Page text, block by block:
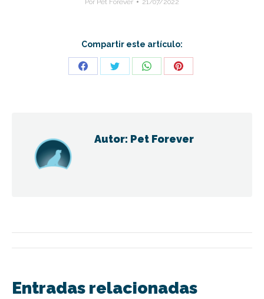
Por Pet Forever 21/07/2022
Compartir este artículo:
Share
Share
Share
Share
Autor: Pet Forever
Navegación
entre
Entradas relacionadas